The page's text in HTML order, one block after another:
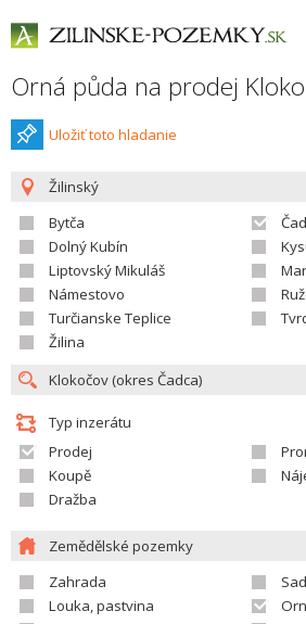
Orná půda na prodej
Uložiť toto hladanie
Žilinský
Bytča
Dolný Kubín
Liptovský Mikuláš
Námestovo
Turčianske Teplice
Žilina
Typ inzerátu
Prodej
Koupě
Dražba
Zemědělské pozemky
Zahrada
Sad
Louka, pastvina